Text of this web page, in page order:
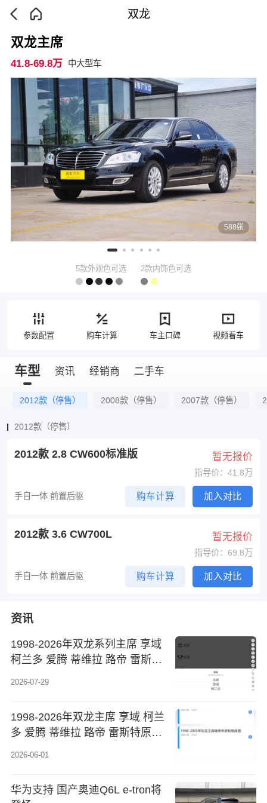
双龙
588张
双龙主席
41.8-69.8万 中大型车
5款外观色可选 2款内饰色可选
参数配置 购车计算 车主口碑 视频看车
车型 资讯 经销商 二手车
2012款（停售） 2008款（停售） 2007款（停售）
2012款（停售）
2012款 2.8 CW600标准版 暂无报价
指导价：41.8万
手自一体 前置后驱 购车计算 加入对比
2012款 3.6 CW700L 暂无报价
指导价：69.8万
手自一体 前置后驱 购车计算 加入对比
资讯
1998-2026年双龙系列主席 享域
柯兰多 爱腾 蒂维拉 路帝 雷斯特
2026-07-29
1998-2026年双龙主席 享域 柯兰
多 爱腾 蒂维拉 路帝 雷斯特原厂
2026-06-01
华为支持 国产奥迪Q6L e-tron将